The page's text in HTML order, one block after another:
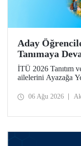
Aday
Tanımaya
İTÜ 2026 Tanıtım
ailelerini Ayazağa
ilgili fakülte ve
06 Ağu 2026